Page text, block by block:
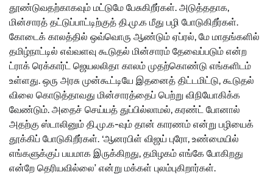
தூண்டுவதற்காகவும் மட்டுமே பேசுகிறீர்கள். அடுத்ததாக,
மின்சாரத் தட்டுப்பாட்டிற்குத் தி.மு.க மீது பழி போடுகிறீர்கள்.
கோடைக் காலத்தில் ஒவ்வொரு ஆண்டும் ஏப்ரல், மே மாதங்களில்
தமிழ்நாட்டில் எவ்வளவு கூடுதல் மின்சாரம் தேவைப்படும் என்ற
ட்ராக் ரெக்கார்ட் ஜெயலலிதா காலம் முதற்கொண்டு எங்களிடம்
உள்ளது. ஒரு அரசு முன்கூட்டியே இதனைத் திட்டமிட்டு, கூடுதல்
விலை கொடுத்தாவது மின்சாரத்தைப் பெற்று விநியோகிக்க
வேண்டும். அதைச் செய்யத் துப்பில்லாமல், கரண்ட் போனால்
அதற்கு ஸ்டாலினும் தி.மு.க-வும் தான் காரணம் என்று பழியைக்
தூக்கிப் போடுகிறீர்கள். ‘ஆனரபிள் விஜய் புரோ, உண்மையில்
எங்களுக்குப் பயமாக இருக்கிறது, தமிழகம் எங்கே போகிறது
என்றே தெரியவில்லை’ என்று மக்கள் புலம்புகிறார்கள்.